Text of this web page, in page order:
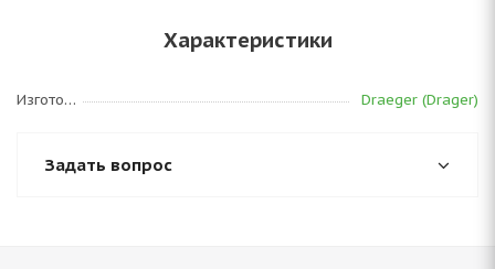
Характеристики
Изготовитель Draeger (Drager)
Задать вопрос